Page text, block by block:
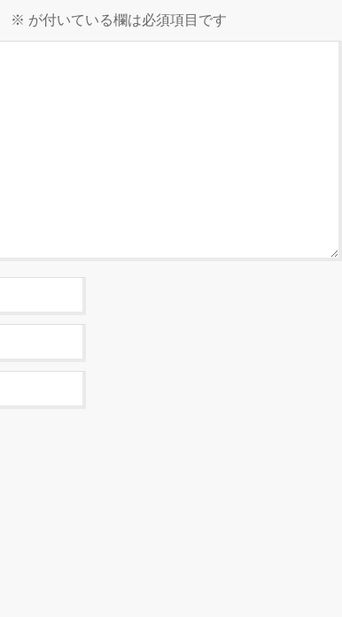
※ が付いている欄は必須項目です